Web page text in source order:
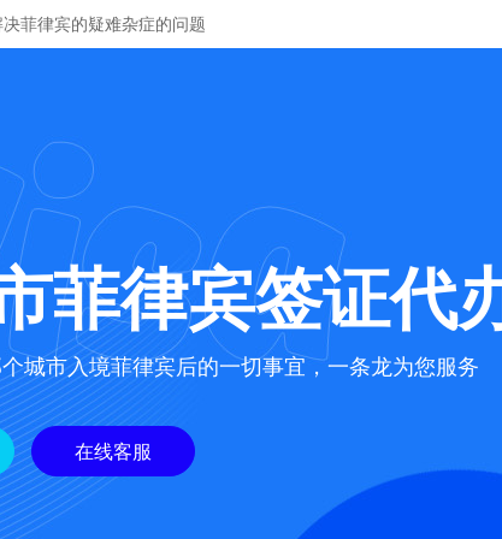
菲律宾的疑难杂症的问题
菲律宾签证代
城市入境菲律宾后的一切事宜，一条龙为您服务
在线客服